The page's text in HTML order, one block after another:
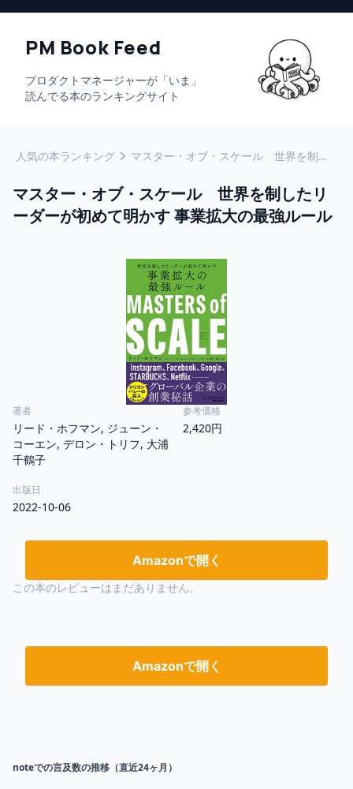
PM Book Feed
プロダクトマネージャーが「いま」
読んでる本のランキングサイト
人気の本ランキング マスター・オブ・スケール 世界を制したリーダーが初めて明かす 事業拡大の最強ルール
マスター・オブ・スケール 世界を制したリ
ーダーが初めて明かす 事業拡大の最強ルール
著者
リード・ホフマン, ジューン・
コーエン, デロン・トリフ, 大浦
千鶴子
参考価格
2,420円
出版日
2022-10-06
Amazonで開く
この本のレビューはまだありません。
Amazonで開く
noteでの言及数の推移（直近24ヶ月）